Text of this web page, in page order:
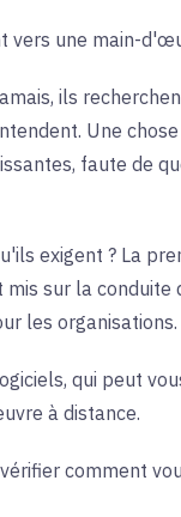
vers une main-
ils
Une
faute de
exigent ? La
sur la
les organisations.
qui peut
à distance.
comment